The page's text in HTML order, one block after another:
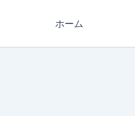
ホーム